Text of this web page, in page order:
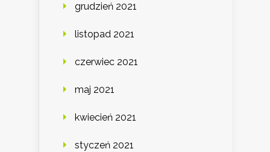
grudzień 2021
listopad 2021
czerwiec 2021
maj 2021
kwiecień 2021
styczeń 2021